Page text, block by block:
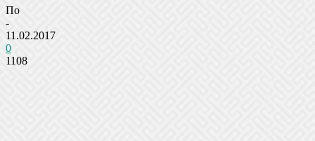
По
-
11.02.2017
0
1108